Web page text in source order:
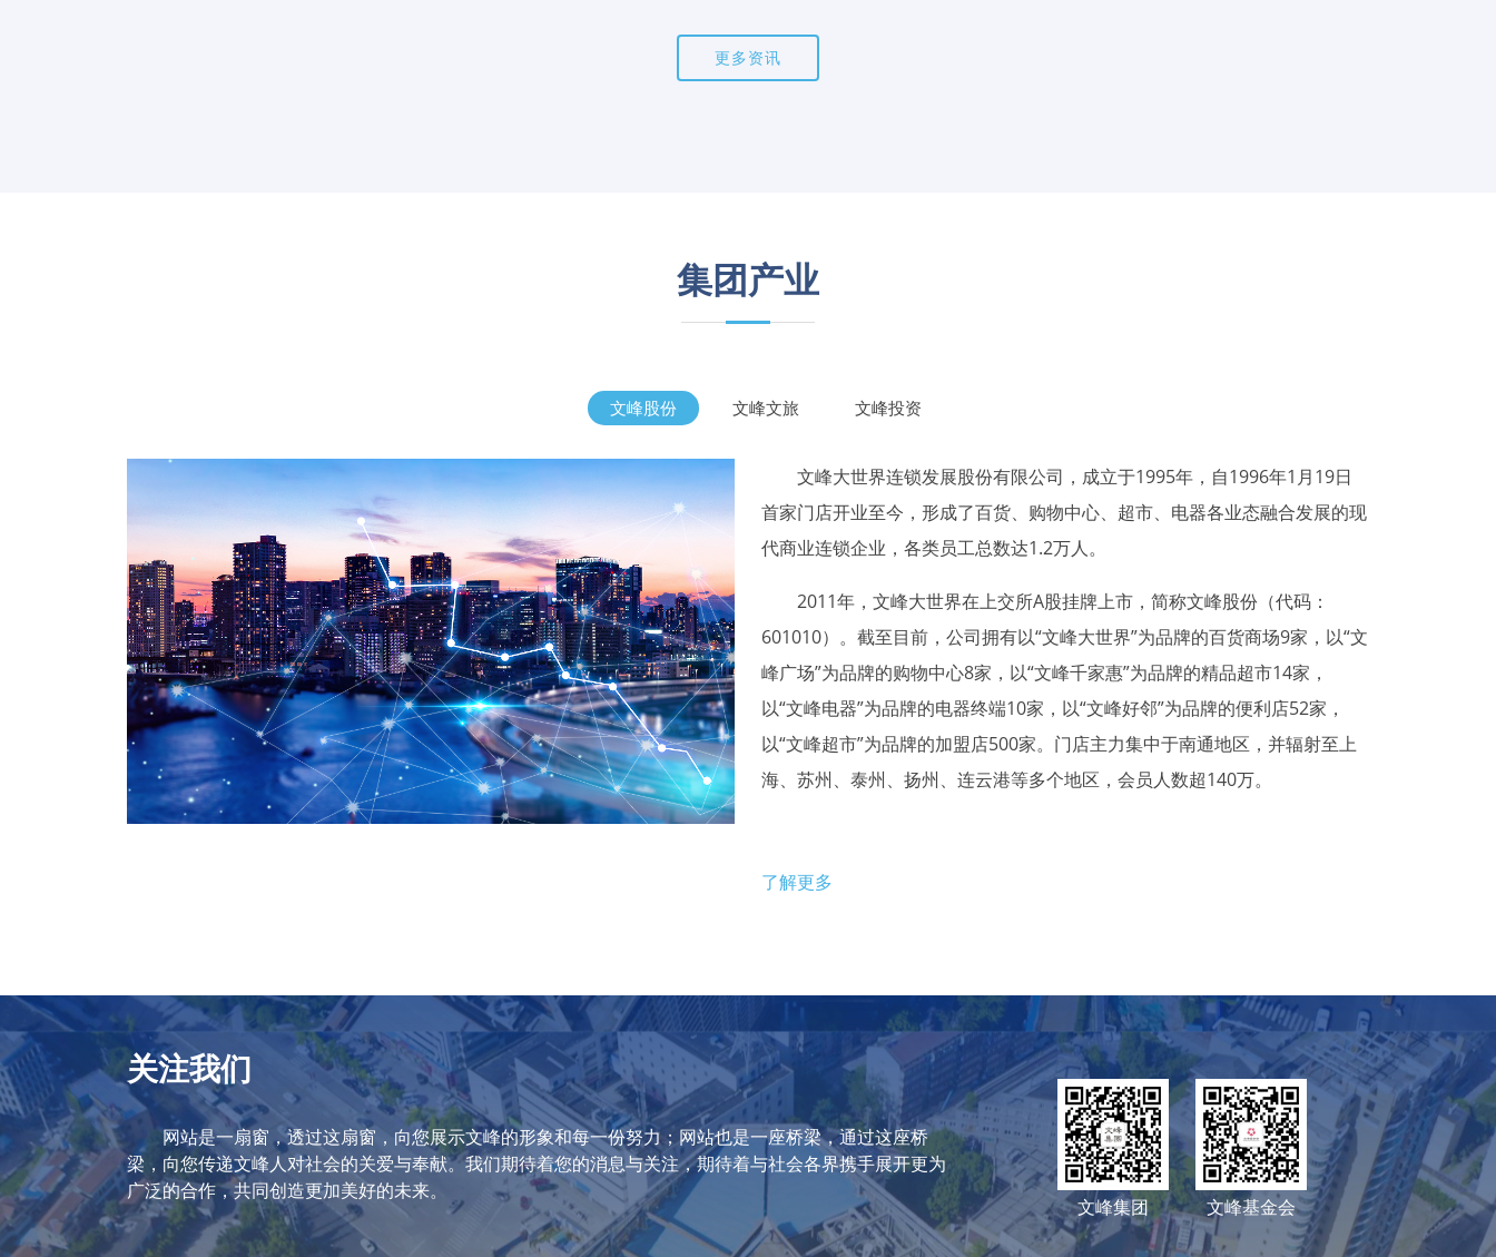
更多资讯
集团产业
文峰股份 文峰文旅 文峰投资
文峰大世界连锁发展股份有限公司，成立于1995年，自1996年1月19日
首家门店开业至今，形成了百货、购物中心、超市、电器各业态融合发展的现
代商业连锁企业，各类员工总数达1.2万人。
2011年，文峰大世界在上交所A股挂牌上市，简称文峰股份（代码：
601010）。截至目前，公司拥有以“文峰大世界”为品牌的百货商场9家，以“文
峰广场”为品牌的购物中心8家，以“文峰千家惠”为品牌的精品超市14家，
以“文峰电器”为品牌的电器终端10家，以“文峰好邻”为品牌的便利店52家，
以“文峰超市”为品牌的加盟店500家。门店主力集中于南通地区，并辐射至上
海、苏州、泰州、扬州、连云港等多个地区，会员人数超140万。
了解更多
关注我们
网站是一扇窗，透过这扇窗，向您展示文峰的形象和每一份努力；网站也是一座桥梁，通过这座桥
梁，向您传递文峰人对社会的关爱与奉献。我们期待着您的消息与关注，期待着与社会各界携手展开更为
广泛的合作，共同创造更加美好的未来。
文峰集团 文峰基金会